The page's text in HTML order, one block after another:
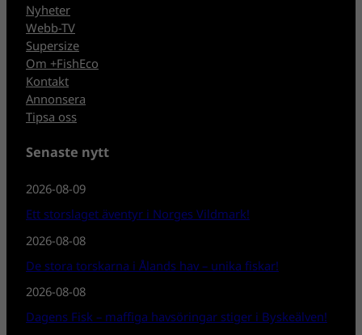
Nyheter
Webb-TV
Supersize
Om +FishEco
Kontakt
Annonsera
Tipsa oss
Senaste nytt
2026-08-09
Ett storslaget äventyr i Norges Vildmark!
2026-08-08
De stora torskarna i Ålands hav – unika fiskar!
2026-08-08
Dagens Fisk – maffiga havsöringar stiger i Byskeälven!